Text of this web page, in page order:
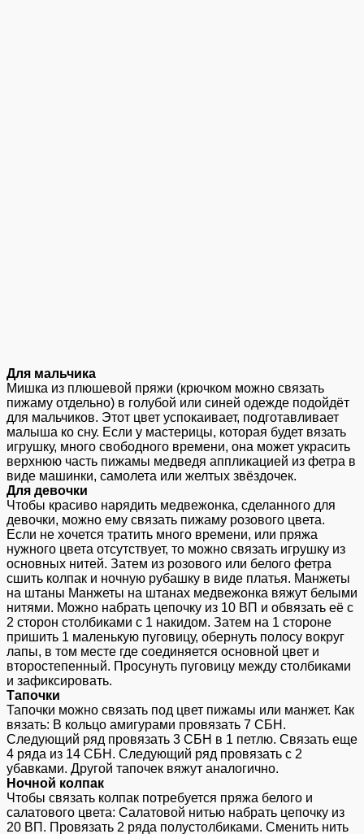
Для мальчика
Мишка из плюшевой пряжи (крючком можно связать
пижаму отдельно) в голубой или синей одежде подойдёт
для мальчиков. Этот цвет успокаивает, подготавливает
малыша ко сну. Если у мастерицы, которая будет вязать
игрушку, много свободного времени, она может украсить
верхнюю часть пижамы медведя аппликацией из фетра в
виде машинки, самолета или желтых звёздочек.
Для девочки
Чтобы красиво нарядить медвежонка, сделанного для
девочки, можно ему связать пижаму розового цвета.
Если не хочется тратить много времени, или пряжа
нужного цвета отсутствует, то можно связать игрушку из
основных нитей. Затем из розового или белого фетра
сшить колпак и ночную рубашку в виде платья. Манжеты
на штаны Манжеты на штанах медвежонка вяжут белыми
нитями. Можно набрать цепочку из 10 ВП и обвязать её с
2 сторон столбиками с 1 накидом. Затем на 1 стороне
пришить 1 маленькую пуговицу, обернуть полосу вокруг
лапы, в том месте где соединяется основной цвет и
второстепенный. Просунуть пуговицу между столбиками
и зафиксировать.
Тапочки
Тапочки можно связать под цвет пижамы или манжет. Как
вязать: В кольцо амигурами провязать 7 СБН.
Следующий ряд провязать 3 СБН в 1 петлю. Связать еще
4 ряда из 14 СБН. Следующий ряд провязать с 2
убавками. Другой тапочек вяжут аналогично.
Ночной колпак
Чтобы связать колпак потребуется пряжа белого и
салатового цвета: Салатовой нитью набрать цепочку из
20 ВП. Провязать 2 ряда полустолбиками. Сменить нить